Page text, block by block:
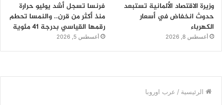
وزيرة الاقتصاد الألمانية تستبعد
حدوث انخفاض في أسعار
الكهرباء
أغسطس 8, 2026
فرنسا تسجل أشد يوليو حرارة
منذ أكثر من قرن.. والنمسا تحطم
رقمها القياسي بدرجة 41 مئوية
أغسطس 5, 2026